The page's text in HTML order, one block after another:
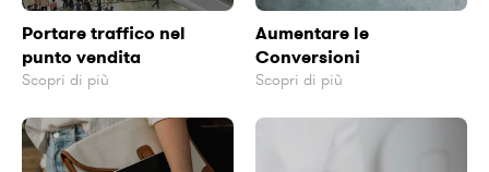
Portare traffico nel
punto vendita
Scopri di più
Aumentare le
Conversioni
Scopri di più